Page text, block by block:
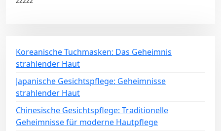
Koreanische Tuchmasken: Das Geheimnis
strahlender Haut
Japanische Gesichtspflege: Geheimnisse
strahlender Haut
Chinesische Gesichtspflege: Traditionelle
Geheimnisse für moderne Hautpflege